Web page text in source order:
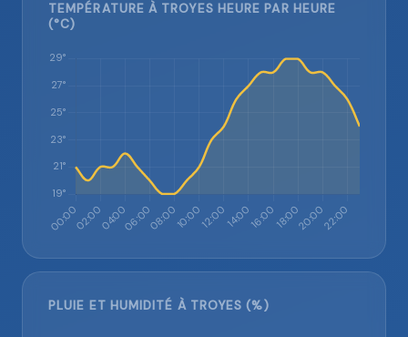
TEMPÉRATURE À TROYES HEURE PAR HEURE
(°C)
PLUIE ET HUMIDITÉ À TROYES (%)